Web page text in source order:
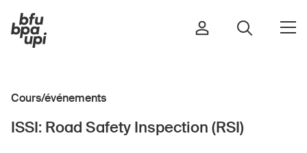
Sport et activité physique
Cours/événements
ISSI: Road Safety Inspection (RSI)